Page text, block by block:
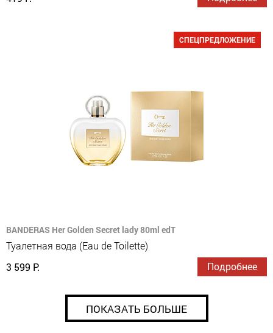
СПЕЦПРЕДЛОЖЕНИЕ
BANDERAS Her Golden Secret lady 80ml edT
Туалетная вода (Eau de Toilette)
3 599 Р.
Подробнее
ПОКАЗАТЬ БОЛЬШЕ